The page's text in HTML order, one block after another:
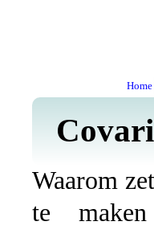
Home
Waarom
te